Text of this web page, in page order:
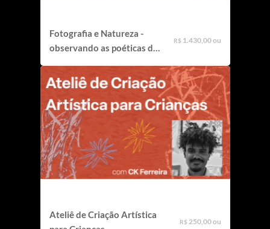
Fotografia e Natureza -
observando as poéticas do
R$ 1.430,00 ou
Ateliê de Criação Artística
R$ 250,00 ou